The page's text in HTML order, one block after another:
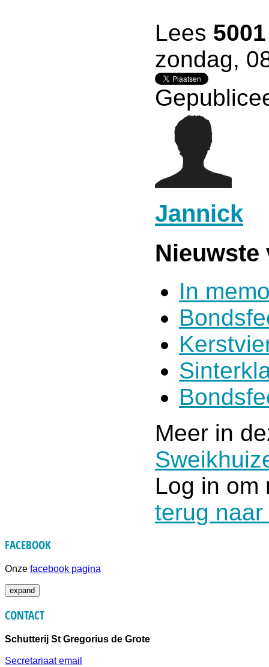
Lees 5001
zondag,
Jannick
Nieuwste
In
Meer in
Log in om
terug
FACEBOOK
Onze facebook pagina
expand
CONTACT
Schutterij St Gregorius de Grote
Secretariaat email